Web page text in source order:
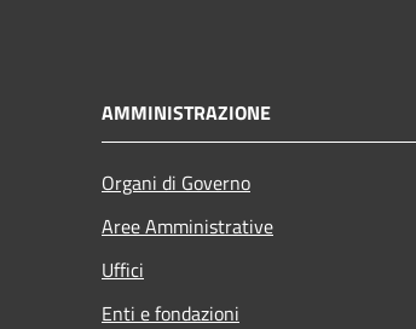
AMMINISTRAZIONE
Organi di Governo
Aree Amministrative
Uffici
Enti e fondazioni